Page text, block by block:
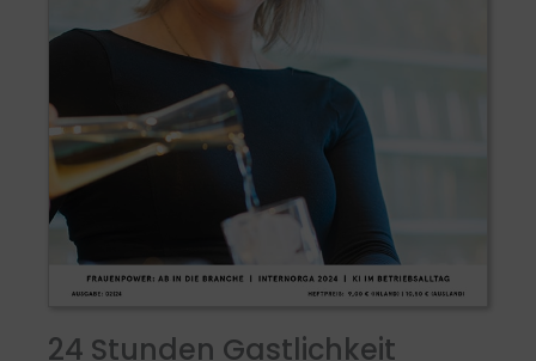
24 Stunden Gastlichkeit